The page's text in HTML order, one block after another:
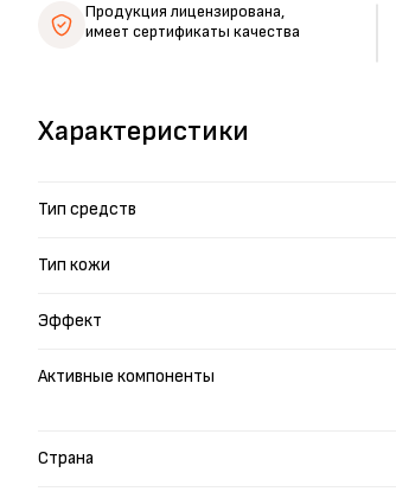
Характеристики
Тип средств
Тип кожи
Эффект
Активные компоненты
Страна
Продукция лицензирована,
имеет сертификаты качества